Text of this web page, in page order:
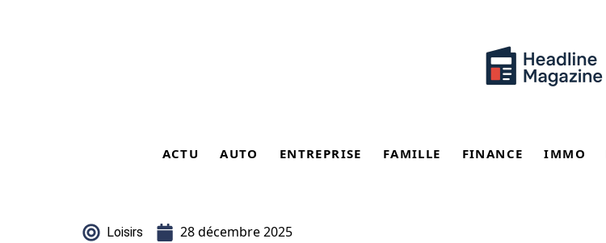
ACTU AUTO ENTREPRISE FAMILLE FINANCE IMMO
Loisirs 28 décembre 2025